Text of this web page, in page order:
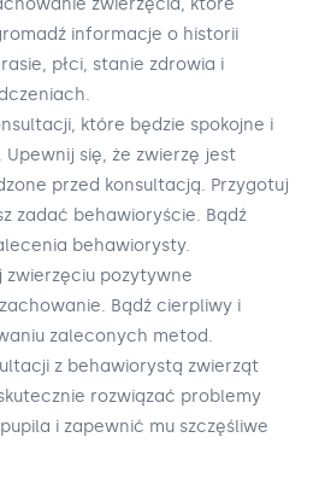
informacje o historii
płci, stanie zdrowia i
które będzie spokojne i
się, że zwierzę jest
przed konsultacją. Przygotuj
zadać behawioryście. Bądź
behawiorysty.
zwierzęciu pozytywne
Bądź cierpliwy i
zaleconych metod.
z behawiorystą zwierząt
rozwiązać problemy
i zapewnić mu szczęśliwe